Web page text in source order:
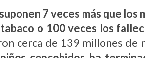
7 veces más que
o 100 veces los
cerca de 139 millones de